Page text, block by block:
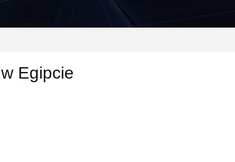
Egipcie